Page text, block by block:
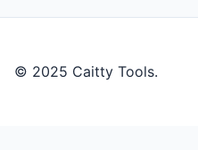
© 2025 Caitty Tools.